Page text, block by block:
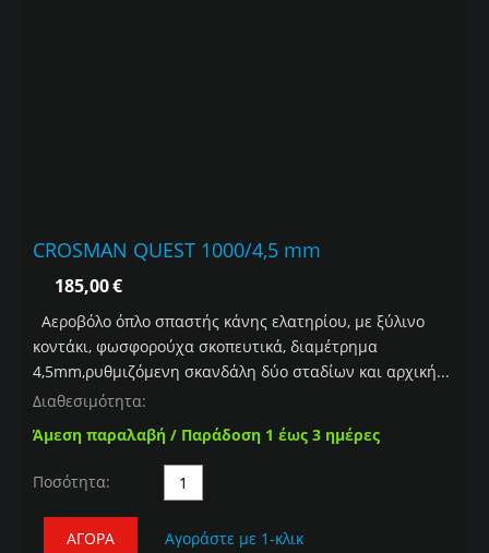
CROSMAN QUEST 1000/4,5 mm
185,00€
Αεροβόλο όπλο σπαστής κάνης ελατηρίου, με ξύλινο
κοντάκι, φωσφορούχα σκοπευτικά, διαμέτρημα
4,5mm,ρυθμιζόμενη σκανδάλη δύο σταδίων και αρχική...
Διαθεσιμότητα:
Άμεση παραλαβή / Παράδοση 1 έως 3 ημέρες
Ποσότητα:
ΑΓΟΡΆ Αγοράστε με 1-κλικ